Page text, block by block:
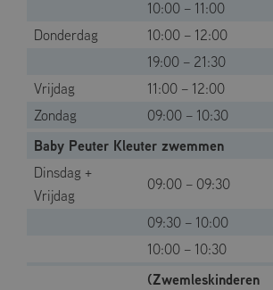
10:00 – 11:00
Donderdag
10:00 – 12:00
19:00 – 21:30
Vrijdag
11:00 – 12:00
Zondag
09:00 – 10:30
Baby Peuter Kleuter zwemmen
Dinsdag +
Vrijdag
09:00 – 09:30
09:30 – 10:00
10:00 – 10:30
(Zwemleskinderen